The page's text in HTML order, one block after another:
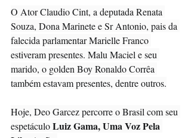
O Ator Claudio Cint, a deputada Renata
Souza, Dona Marinete e Sr Antonio, pais da
falecida parlamentar Marielle Franco
estiveram presentes. Malu Maciel e seu
marido, o golden Boy Ronaldo Corrêa
também estavam presentes, dentre outros.
Hoje, Deo Garcez percorre o Brasil com seu
espetáculo Luiz Gama, Uma Voz Pela